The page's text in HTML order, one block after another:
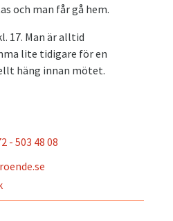
och man får gå hem.
17. Man är alltid
lite tidigare för en
häng innan mötet.
- 503 48 08